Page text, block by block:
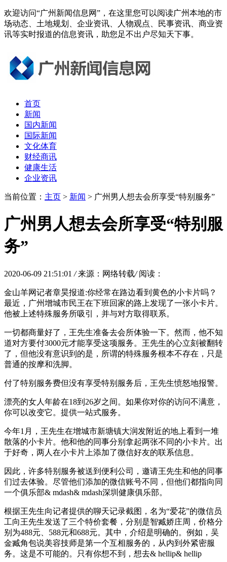
欢迎访问“广州新闻信息网”，在这里您可以阅读广州本地的市
场动态、土地规划、企业资讯、人物观点、民事资讯、商业资
讯等实时报道的信息资讯，助您足不出户尽知天下事。
首页
新闻
国内新闻
国际新闻
文化体育
财经商讯
健康生活
企业资讯
当前位置： 主页 > 新闻 > 广州男人想去会所享受“特别服务”
广州男人想去会所享受“特别服
务”
2020-06-09 21:51:01 / 来源：网络转载/ 阅读：
金山羊网记者章昊报道:你经常在路边看到黄色的小卡片吗？
最近，广州增城市民王在下班回家的路上发现了一张小卡片。
他被上述特殊服务所吸引，并与对方取得联系。
一切都商量好了，王先生准备去会所体验一下。然而，他不知
道对方要付3000元才能享受这项服务。王先生的心立刻被翻转
了，但他没有意识到的是，所谓的特殊服务根本不存在，只是
普通的按摩和洗脚。
付了特别服务费但没有享受特别服务后，王先生愤怒地报警。
漂亮的女人年龄在18到26岁之间。如果你对你的访问不满意，
你可以改变它。提供一站式服务。
今年1月，王先生在增城市新塘镇大润发附近的地上看到一堆
散落的小卡片。他和他的同事分别拿起两张不同的小卡片。出
于好奇，两人在小卡片上添加了微信好友的联系信息。
因此，许多特别服务被送到便利公司，邀请王先生和他的同事
们过去体验。尽管他们添加的微信账号不同，但他们都指向同
一个俱乐部& mdash& mdash深圳健康俱乐部。
根据王先生向记者提供的聊天记录截图，名为“爱花”的微信员
工向王先生发送了三个特价套餐，分别是智臧娇庄周，价格分
别为488元、588元和688元。其中，介绍是明确的。例如，吴
金臧角包说美容技师是第一个互相服务的，从内到外紧密服
务。这是不可能的。只有你想不到，想去& hellip& hellip